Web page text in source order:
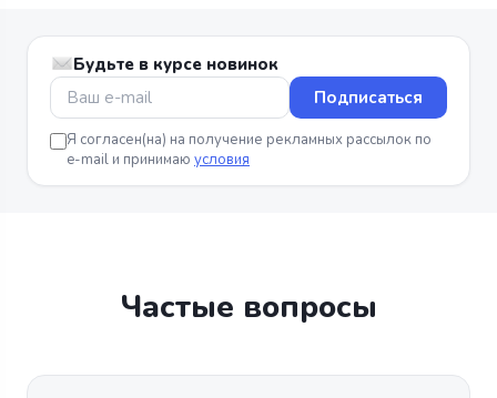
Будьте в курсе новинок
Подписаться
Я согласен(на) на получение рекламных рассылок по
e-mail и принимаю условия
Частые вопросы